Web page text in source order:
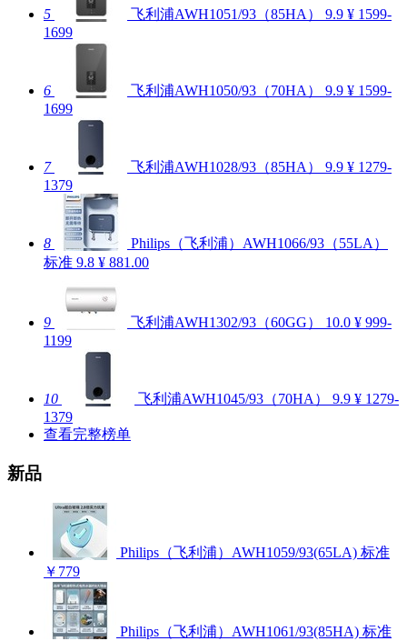
5 飞利浦AWH1051/93（85HA） 9.9 ¥ 1599-
1699
6 飞利浦AWH1050/93（70HA） 9.9 ¥ 1599-
1699
7 飞利浦AWH1028/93（85HA） 9.9 ¥ 1279-
1379
8
Philips（飞利浦）AWH1066/93（55LA）
标准 9.8 ¥ 881.00
9 飞利浦AWH1302/93（60GG） 10.0 ¥ 999-
1199
10 飞利浦AWH1045/93（70HA） 9.9 ¥ 1279-
1379
查看完整榜单
新品
Philips（飞利浦）AWH1059/93(65LA) 标准
￥779
Philips（飞利浦）AWH1061/93(85HA) 标准